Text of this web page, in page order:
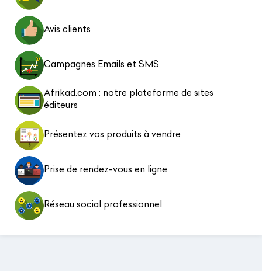
Avis clients
Campagnes Emails et SMS
Afrikad.com : notre plateforme de sites
éditeurs
Présentez vos produits à vendre
Prise de rendez-vous en ligne
Réseau social professionnel